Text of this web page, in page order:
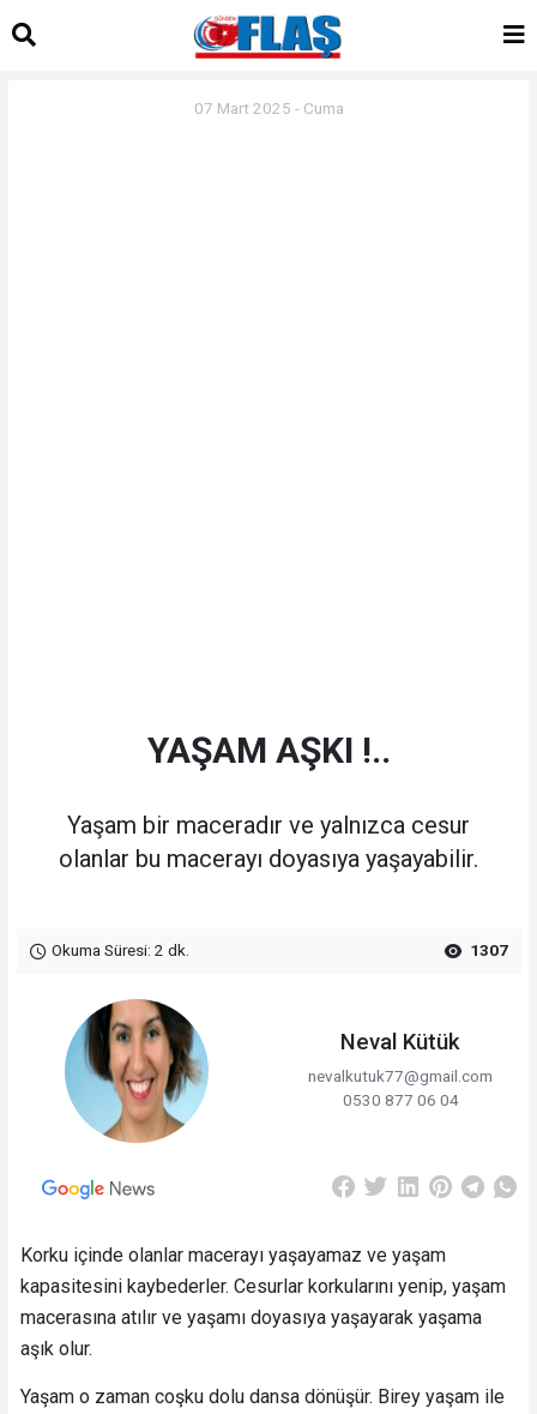
07 Mart 2025 - Cuma
YAŞAM AŞKI !..
Yaşam bir maceradır ve yalnızca cesur
olanlar bu macerayı doyasıya yaşayabilir.
Okuma Süresi: 2 dk. 1307
Neval Kütük
nevalkutuk77@gmail.com
0530 877 06 04
Korku içinde olanlar macerayı yaşayamaz ve yaşam
kapasitesini kaybederler. Cesurlar korkularını yenip, yaşam
macerasına atılır ve yaşamı doyasıya yaşayarak yaşama
aşık olur.
Yaşam o zaman coşku dolu dansa dönüşür. Birey yaşam ile